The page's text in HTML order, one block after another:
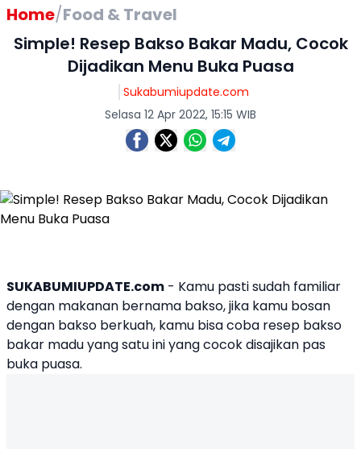
Home/Food & Travel
Simple! Resep Bakso Bakar Madu, Cocok
Dijadikan Menu Buka Puasa
Sukabumiupdate.com
Selasa 12 Apr 2022, 15:15 WIB
SUKABUMIUPDATE.com - Kamu pasti sudah familiar
dengan makanan bernama bakso, jika kamu bosan
dengan bakso berkuah, kamu bisa coba resep bakso
bakar madu yang satu ini yang cocok disajikan pas
buka puasa.